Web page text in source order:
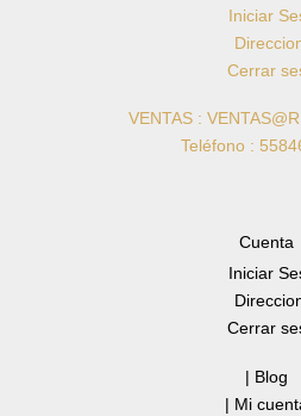
Iniciar
Cerrar
VENTAS :
Teléfono :
Cuenta
Iniciar
Cerrar
| Blog
| Mi